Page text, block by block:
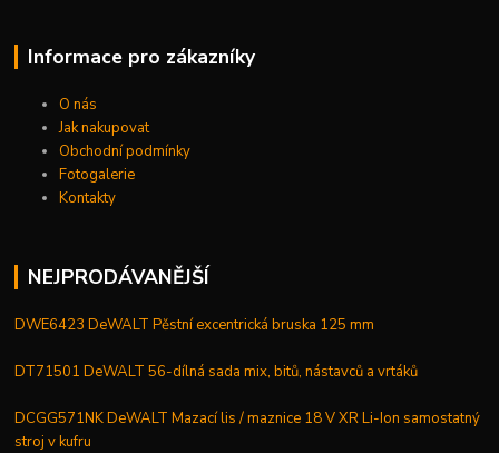
Informace pro zákazníky
O nás
Jak nakupovat
Obchodní podmínky
Fotogalerie
Kontakty
NEJPRODÁVANĚJŠÍ
DWE6423 DeWALT Pěstní excentrická bruska 125 mm
DT71501 DeWALT 56-dílná sada mix, bitů, nástavců a vrtáků
DCGG571NK DeWALT Mazací lis / maznice 18 V XR Li-Ion samostatný
stroj v kufru